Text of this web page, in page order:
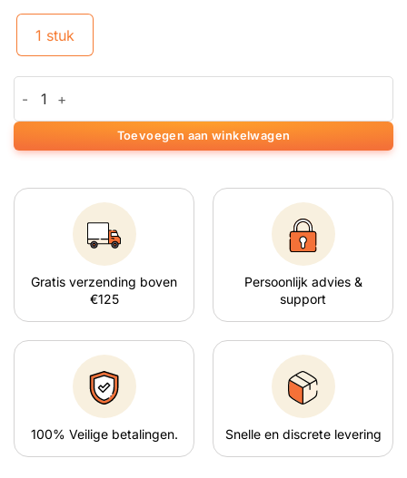
1 stuk
Toevoegen aan winkelwagen
Gratis verzending boven
€125
Persoonlijk advies &
support
100% Veilige betalingen. Snelle en discrete levering